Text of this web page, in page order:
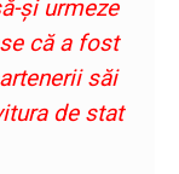
și urmeze
că a fost
săi
de stat